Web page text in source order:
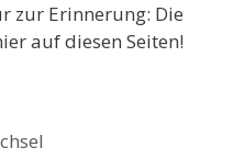
zur Erinnerung: Die
auf diesen Seiten!